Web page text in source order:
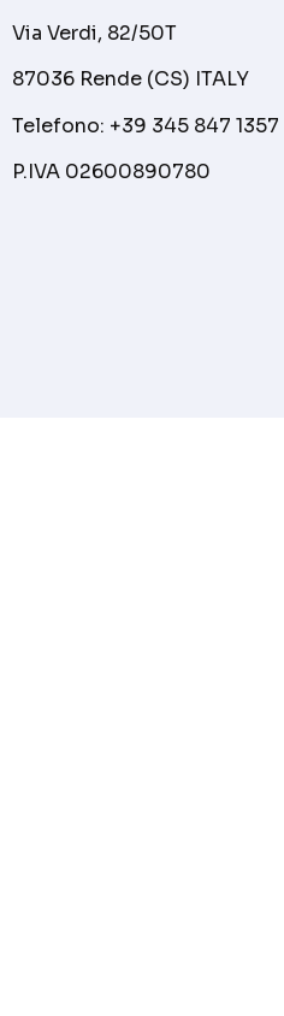
Via Verdi, 82/50T
87036 Rende (CS) ITALY
Telefono: +39 345 847 1357
P.IVA 02600890780